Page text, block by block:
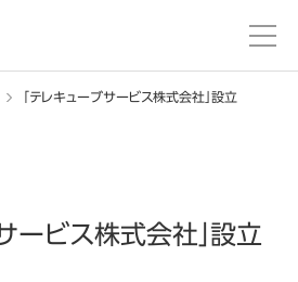
「テレキューブサービス株式会社」設立
サービス株式会社」設立